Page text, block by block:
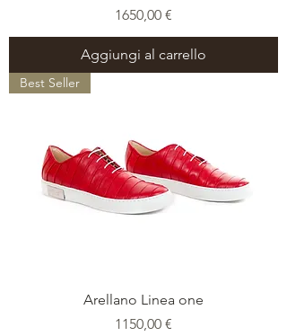
Prezzo
1650,00 €
Aggiungi al carrello
Best Seller
Arellano Linea one
Prezzo
1150,00 €